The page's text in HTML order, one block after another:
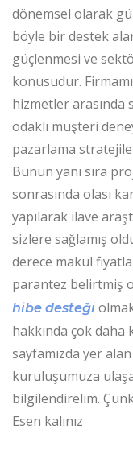
dönemsel olarak
böyle bir destek
güçlenmesi ve
konusudur.
hizmetler
odaklı müşteri
pazarlama
Bunun yanı sıra
sonrasında olası
yapılarak ilave
sizlere sağlamış
derece makul
parantez belirtmiş
hibe desteği
hakkında çok daha
sayfamızda yer
kuruluşumuza
bilgilendirelim.
Esen kalınız